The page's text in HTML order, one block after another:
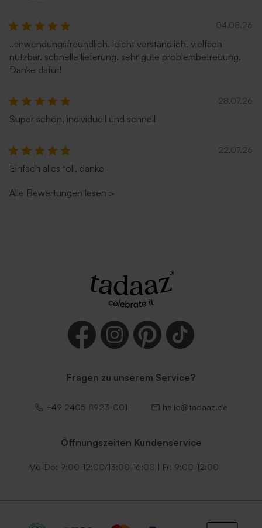
04.08.26
..anwendungsfreundlich. leicht verständlich. vielfach
nutzbar. schnelle lieferung. sehr gute problembetreuung.
Danke dafür!
28.07.26
Super schön, individuell und schnell
22.07.26
Einfach alles toll, danke
Alle Bewertungen lesen >
Fragen zu unserem Service?
+49 2405 8923-001 hello@tadaaz.de
Öffnungszeiten Kundenservice
Mo-Do: 9:00-12:00/13:00-16:00 | Fr: 9:00-12:00